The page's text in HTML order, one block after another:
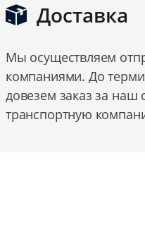
Доставка
Мы осуществляем
компаниями. До
довезем заказ за наш
транспортную